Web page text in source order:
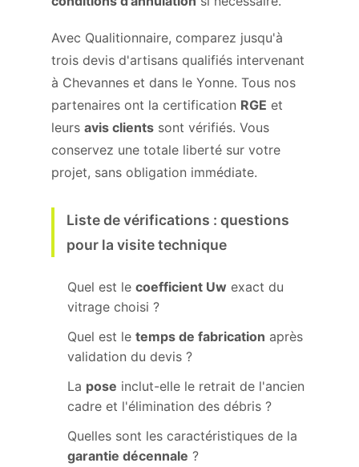
Avec Qualitionnaire, comparez jusqu'à
trois devis d'artisans qualifiés intervenant
à Chevannes et dans le Yonne. Tous nos
partenaires ont la certification RGE et
leurs avis clients sont vérifiés. Vous
conservez une totale liberté sur votre
projet, sans obligation immédiate.
Liste de vérifications : questions
pour la visite technique
Quel est le coefficient Uw exact du
vitrage choisi ?
Quel est le temps de fabrication après
validation du devis ?
La pose inclut-elle le retrait de l'ancien
cadre et l'élimination des débris ?
Quelles sont les caractéristiques de la
garantie décennale ?